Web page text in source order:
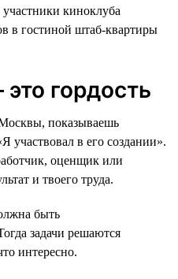
киноклуба
в гостиной штаб-квартиры
гордость
показываешь
участвовал в его создании».
оценщик или
и твоего труда.
быть
задачи решаются
интересно.